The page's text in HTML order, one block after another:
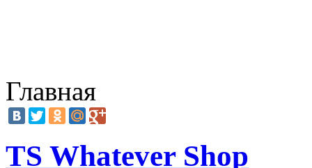
Главная
TS Whatever Shop